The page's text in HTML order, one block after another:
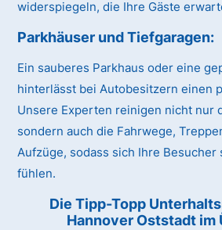
widerspiegeln, die Ihre Gäste
Parkhäuser und Tiefgaragen:
Ein sauberes Parkhaus oder eine
hinterlässt bei Autobesitzern einen
Unsere Experten reinigen nicht nur
sondern auch die Fahrwege,
Aufzüge, sodass sich Ihre Besucher
fühlen.
Die Tipp-Topp
Hannover Oststadt im